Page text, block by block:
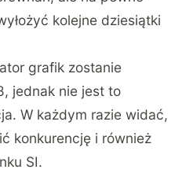
kolejne dziesiątki
grafik zostanie
jednak nie jest to
W każdym razie widać,
konkurencję i również
SI.